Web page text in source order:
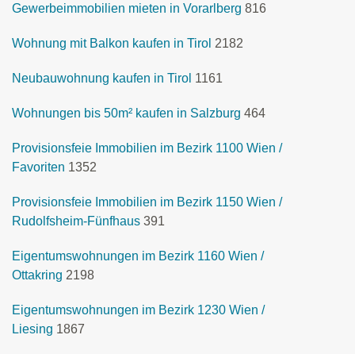
Gewerbeimmobilien mieten in Vorarlberg 816
Wohnung mit Balkon kaufen in Tirol 2182
Neubauwohnung kaufen in Tirol 1161
Wohnungen bis 50m² kaufen in Salzburg 464
Provisionsfeie Immobilien im Bezirk 1100 Wien /
Favoriten 1352
Provisionsfeie Immobilien im Bezirk 1150 Wien /
Rudolfsheim-Fünfhaus 391
Eigentumswohnungen im Bezirk 1160 Wien /
Ottakring 2198
Eigentumswohnungen im Bezirk 1230 Wien /
Liesing 1867